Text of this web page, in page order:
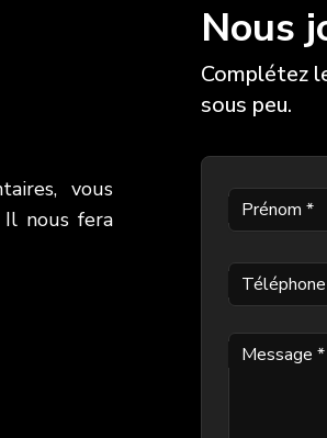
vous
nous fera
Nous
Complétez
sous peu.
Prénom *
Téléphone
Message *